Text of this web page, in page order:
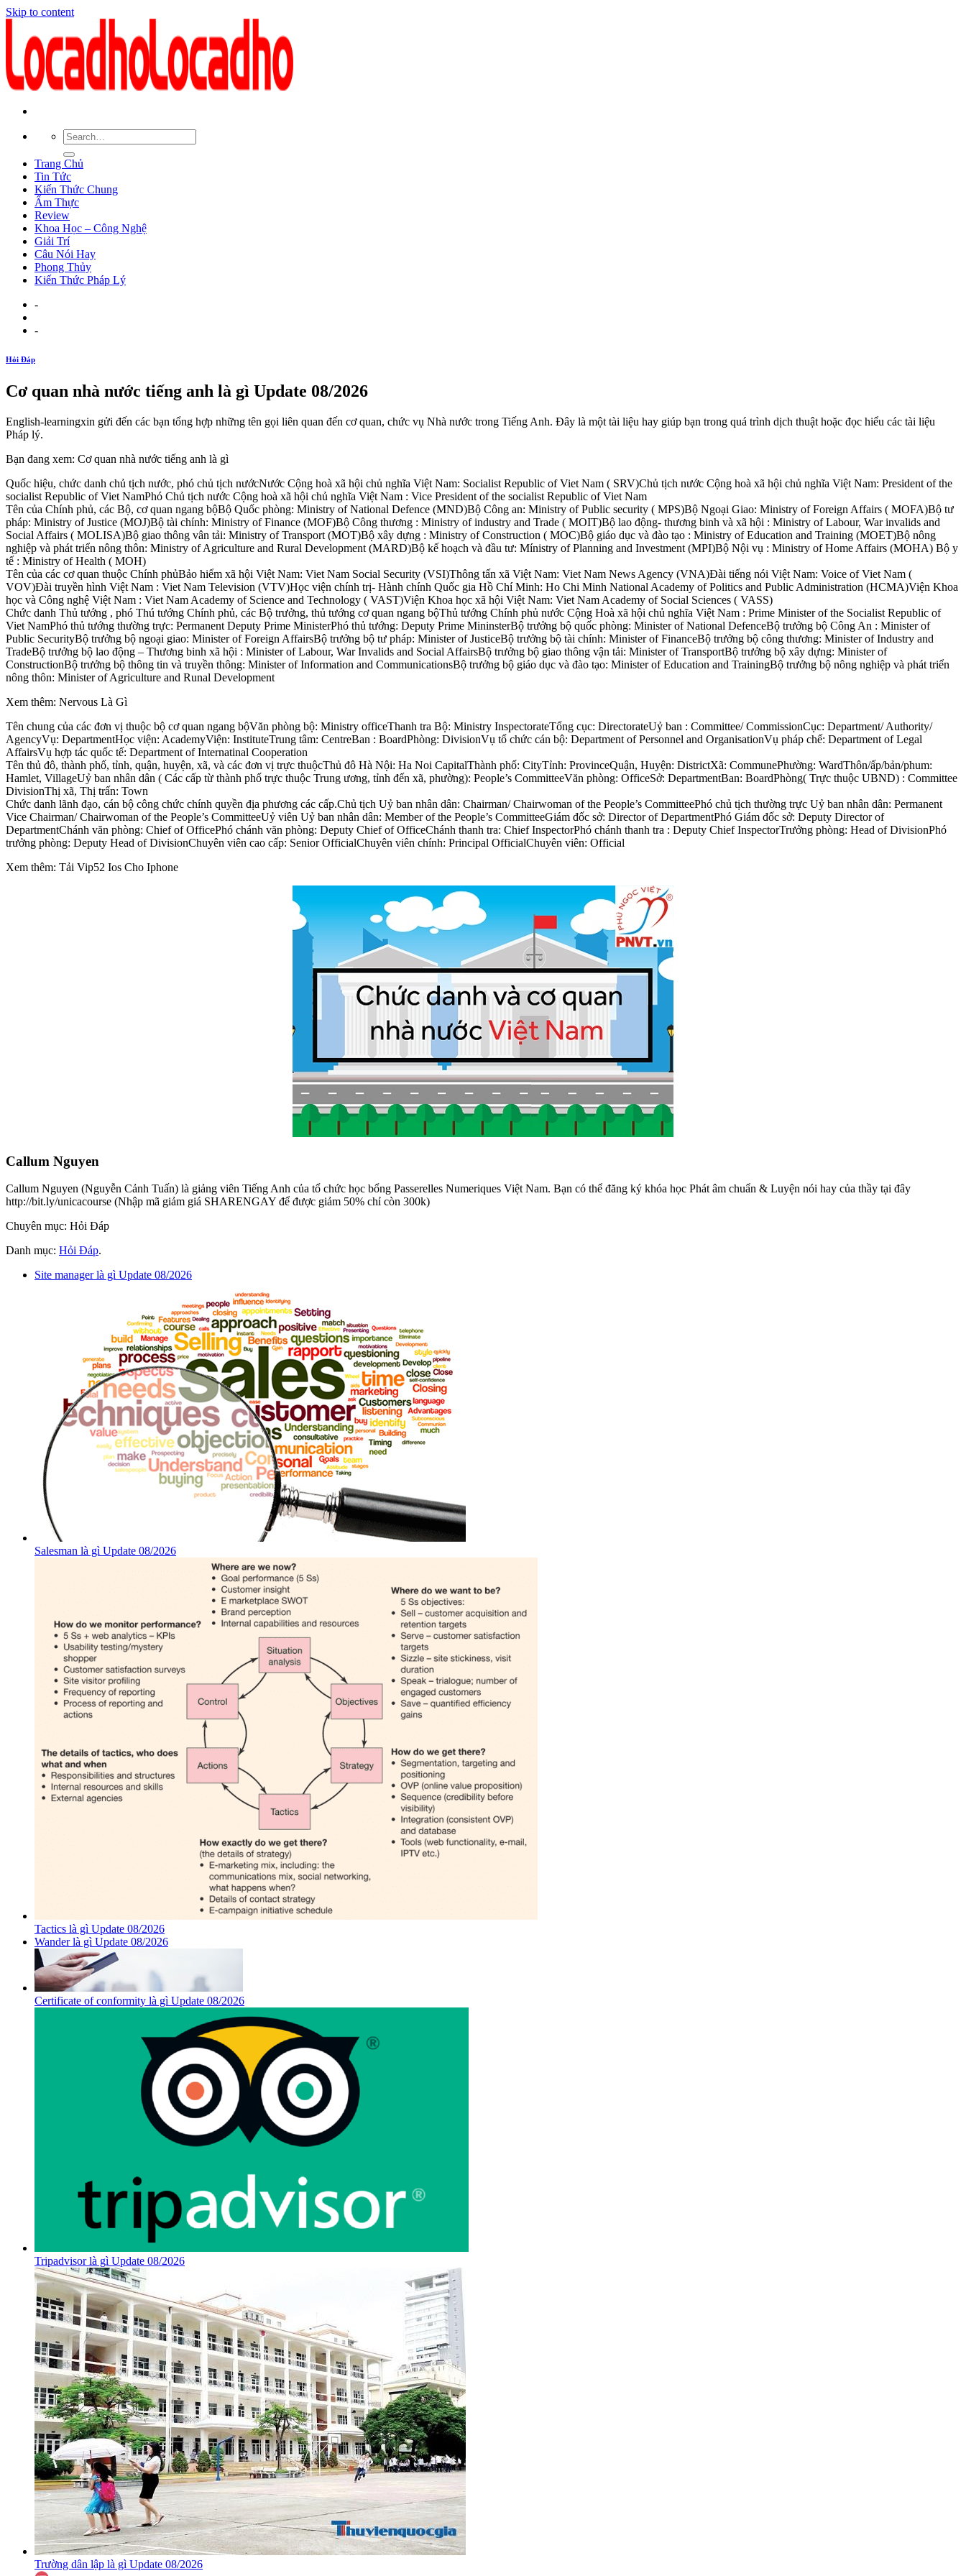
Skip to content
Trang Chủ
Tin Tức
Kiến Thức Chung
Ẩm Thực
Review
Khoa Học – Công Nghệ
Giải Trí
Câu Nói Hay
Phong Thủy
Kiến Thức Pháp Lý
-
-
Hỏi Đáp
Cơ quan nhà nước tiếng anh là gì Update 08/2026
English-learningxin gửi đến các bạn tổng hợp những tên gọi liên quan đến cơ quan, chức vụ Nhà nước trong Tiếng Anh. Đây là một tài liệu hay giúp bạn trong quá trình dịch thuật hoặc đọc hiểu các tài liệu
Pháp lý.
Bạn đang xem: Cơ quan nhà nước tiếng anh là gì
Quốc hiệu, chức danh chủ tịch nước, phó chủ tịch nướcNước Cộng hoà xã hội chủ nghĩa Việt Nam: Socialist Republic of Viet Nam ( SRV)Chủ tịch nước Cộng hoà xã hội chủ nghĩa Việt Nam: President of the
socialist Republic of Viet NamPhó Chủ tịch nước Cộng hoà xã hội chủ nghĩa Việt Nam : Vice President of the socialist Republic of Viet Nam
Tên của Chính phủ, các Bộ, cơ quan ngang bộBộ Quốc phòng: Ministry of National Defence (MND)Bộ Công an: Ministry of Public security ( MPS)Bộ Ngoại Giao: Ministry of Foreign Affairs ( MOFA)Bộ tư
pháp: Ministry of Justice (MOJ)Bộ tài chính: Ministry of Finance (MOF)Bộ Công thương : Ministry of industry and Trade ( MOIT)Bộ lao động- thương binh và xã hội : Ministry of Labour, War invalids and
Social Affairs ( MOLISA)Bộ giao thông vân tải: Ministry of Transport (MOT)Bộ xây dựng : Ministry of Construction ( MOC)Bộ giáo dục và đào tạo : Ministry of Education and Training (MOET)Bộ nông
nghiệp và phát triển nông thôn: Ministry of Agriculture and Rural Development (MARD)Bộ kế hoạch và đầu tư: Mínistry of Planning and Investment (MPI)Bộ Nội vụ : Ministry of Home Affairs (MOHA) Bộ y
tế : Ministry of Health ( MOH)
Tên của các cơ quan thuộc Chính phủBảo hiểm xã hội Việt Nam: Viet Nam Social Security (VSI)Thông tấn xã Việt Nam: Viet Nam News Agency (VNA)Đài tiếng nói Việt Nam: Voice of Viet Nam (
VOV)Đài truyền hình Việt Nam : Viet Nam Television (VTV)Học viện chính trị- Hành chính Quốc gia Hồ Chí Minh: Ho Chi Minh National Academy of Politics and Public Administration (HCMA)Viện Khoa
học và Công nghệ Việt Nam : Viet Nam Academy of Science and Technology ( VAST)Viện Khoa học xã hội Việt Nam: Viet Nam Academy of Social Sciences ( VASS)
Chức danh Thủ tướng , phó Thú tướng Chính phủ, các Bộ trưởng, thủ tướng cơ quan ngang bộThủ tướng Chính phủ nước Cộng Hoà xã hội chủ nghĩa Việt Nam : Prime Minister of the Socialist Republic of
Viet NamPhó thủ tướng thường trực: Permanent Deputy Prime MinisterPhó thủ tướng: Deputy Prime MininsterBộ trưởng bộ quốc phòng: Minister of National DefenceBộ trưởng bộ Công An : Minister of
Public SecurityBộ trưởng bộ ngoại giao: Minister of Foreign AffairsBộ trưởng bộ tư pháp: Minister of JusticeBộ trưởng bộ tài chính: Minister of FinanceBộ trưởng bộ công thương: Minister of Industry and
TradeBộ trưởng bộ lao động – Thương binh xã hội : Minister of Labour, War Invalids and Social AffairsBộ trưởng bộ giao thông vận tải: Minister of TransportBộ trưởng bộ xây dựng: Minister of
ConstructionBộ trưởng bộ thông tin và truyền thông: Minister of Information and CommunicationsBộ trưởng bộ giáo dục và đào tạo: Minister of Education and TrainingBộ trưởng bộ nông nghiệp và phát triển
nông thôn: Minister of Agriculture and Runal Development
Xem thêm: Nervous Là Gì
Tên chung của các đơn vị thuộc bộ cơ quan ngang bộVăn phòng bộ: Ministry officeThanh tra Bộ: Ministry InspectorateTổng cục: DirectorateUỷ ban : Committee/ CommissionCục: Department/ Authority/
AgencyVụ: DepartmentHọc viện: AcademyViện: InstituteTrung tâm: CentreBan : BoardPhòng: DivisionVụ tổ chức cán bộ: Department of Personnel and OrganisationVụ pháp chế: Department of Legal
AffairsVụ hợp tác quốc tế: Department of Internatinal Cooperation
Tên thủ đô, thành phố, tỉnh, quận, huyện, xã, và các đơn vị trực thuộcThủ đô Hà Nội: Ha Noi CapitalThành phố: CityTỉnh: ProvinceQuận, Huyện: DistrictXã: CommunePhường: WardThôn/ấp/bản/phum:
Hamlet, VillageUỷ ban nhân dân ( Các cấp từ thành phố trực thuộc Trung ương, tỉnh đến xã, phường): People’s CommitteeVăn phòng: OfficeSở: DepartmentBan: BoardPhòng( Trực thuộc UBND) : Committee
DivisionThị xã, Thị trấn: Town
Chức danh lãnh đạo, cán bộ công chức chính quyền địa phương các cấp.Chủ tịch Uỷ ban nhân dân: Chairman/ Chairwoman of the People’s CommitteePhó chủ tịch thường trực Uỷ ban nhân dân: Permanent
Vice Chairman/ Chairwoman of the People’s CommitteeUỷ viên Uỷ ban nhân dân: Member of the People’s CommitteeGiám đốc sở: Director of DepartmentPhó Giám đốc sở: Deputy Director of
DepartmentChánh văn phòng: Chief of OfficePhó chánh văn phòng: Deputy Chief of OfficeChánh thanh tra: Chief InspectorPhó chánh thanh tra : Deputy Chief InspectorTrưởng phòng: Head of DivisionPhó
trưởng phòng: Deputy Head of DivisionChuyên viên cao cấp: Senior OfficialChuyên viên chính: Principal OfficialChuyên viên: Official
Xem thêm: Tải Vip52 Ios Cho Iphone
Callum Nguyen
Callum Nguyen (Nguyễn Cảnh Tuấn) là giảng viên Tiếng Anh của tổ chức học bổng Passerelles Numeriques Việt Nam. Bạn có thể đăng ký khóa học Phát âm chuẩn & Luyện nói hay của thầy tại đây
http://bit.ly/unicacourse (Nhập mã giảm giá SHARENGAY để được giảm 50% chỉ còn 300k)
Chuyên mục: Hỏi Đáp
Danh mục: Hỏi Đáp.
Site manager là gì Update 08/2026
Salesman là gì Update 08/2026
Tactics là gì Update 08/2026
Wander là gì Update 08/2026
Certificate of conformity là gì Update 08/2026
Tripadvisor là gì Update 08/2026
Trường dân lập là gì Update 08/2026